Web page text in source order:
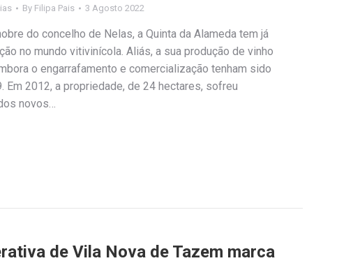
By Filipa Pais 3 Agosto 2022
do concelho de Nelas, a Quinta da Alameda tem já
no mundo vitivinícola. Aliás, a sua produção de vinho
o engarrafamento e comercialização tenham sido
Em 2012, a propriedade, de 24 hectares, sofreu
novos…
de Vila Nova de Tazem marca